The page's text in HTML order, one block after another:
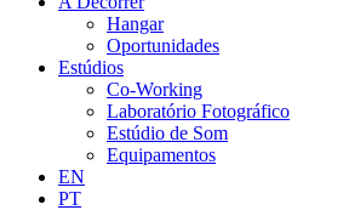
Hangar
Oportunidades
Estúdios
Co-Working
Laboratório Fotográfico
Estúdio de Som
Equipamentos
EN
PT